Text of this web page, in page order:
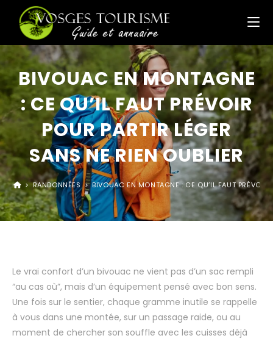
BIVOUAC EN MONTAGNE
: CE QU’IL FAUT PRÉVOIR
POUR PARTIR LÉGER
SANS NE RIEN OUBLIER
> RANDONNÉES > BIVOUAC EN MONTAGNE : CE QU’IL FAUT PRÉVOIR
Le vrai confort d’un bivouac ne vient pas d’un sac rempli
“au cas où”, mais d’un équipement pensé avec bon sens.
Une fois sur le sentier, chaque gramme inutile se rappelle
à vous dans une montée, sur un passage raide, ou au
moment de chercher son souffle avec les cuisses déjà